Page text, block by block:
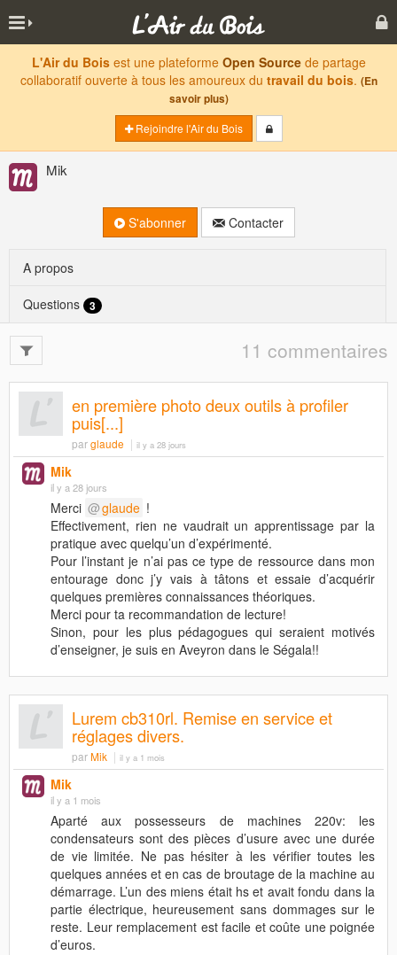
L'Air du Boisest une plateforme Open Sourcede partage
collaboratif ouverte à tous les amoureux du travail du bois. (En
savoir plus)
Rejoindre l'Air du Bois
Mik
S'abonner Contacter
A propos
Questions 3
11 commentaires
en première photo deux outils à profiler
puis[...]
parglaude il y a 28 jours
Mik
il y a 28 jours
Merci glaude !
Effectivement, rien ne vaudrait un apprentissage par la
pratique avec quelqu’un d’expérimenté.
Pour l’instant je n’ai pas ce type de ressource dans mon
entourage donc j’y vais à tâtons et essaie d’acquérir
quelques premières connaissances théoriques.
Merci pour ta recommandation de lecture!
Sinon, pour les plus pédagogues qui seraient motivés
d’enseigner, je suis en Aveyron dans le Ségala!!
Lurem cb310rl. Remise en service et
réglages divers.
parMik il y a 1 mois
Mik
il y a 1 mois
Aparté aux possesseurs de machines 220v: les
condensateurs sont des pièces d’usure avec une durée
de vie limitée. Ne pas hésiter à les vérifier toutes les
quelques années et en cas de broutage de la machine au
démarrage. L’un des miens était hs et avait fondu dans la
partie électrique, heureusement sans dommages sur le
reste. Leur remplacement est facile et coûte une poignée
d’euros.